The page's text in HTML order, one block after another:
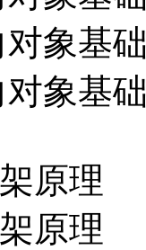
象基础
象基础
原理
原理